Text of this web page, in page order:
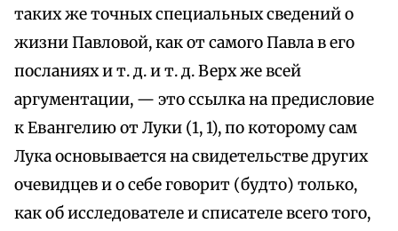
таких же точных специальных сведений о
жизни Павловой, как от самого Павла в его
посланиях и т. д. и т. д. Верх же всей
аргументации, — это ссылка на предисловие
к Евангелию от Луки (1, 1), по которому сам
Лука основывается на свидетельстве других
очевидцев и о себе говорит (будто) только,
как об исследователе и списателе всего того,